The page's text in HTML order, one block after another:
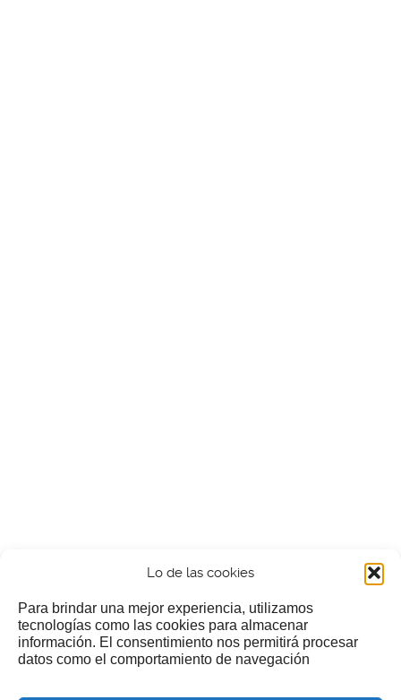
Lo de las cookies
Para brindar una mejor experiencia, utilizamos
tecnologías como las cookies para almacenar
información. El consentimiento nos permitirá procesar
datos como el comportamiento de navegación
¿Nos invitas a un cafecillo?